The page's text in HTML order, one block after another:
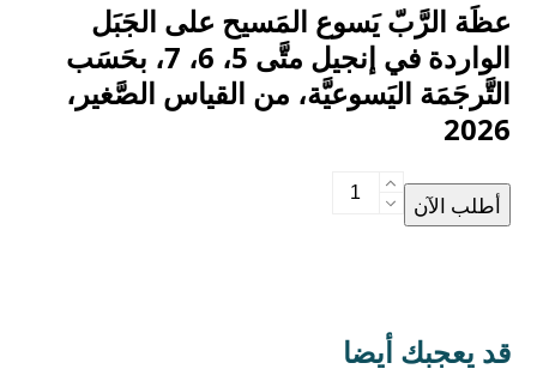
عظَة الرَّبّ يَسوع المَسيح على الجَبَل
الواردة في إنجيل متَّى 5، 6، 7، بحَسَب
التَّرجَمَة اليَسوعيَّة، من القياس الصَّغير،
2026
الموعظة
أطلب الآن
قد يعجبك أيضا